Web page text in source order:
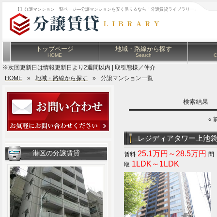
【】分譲マンション一覧ページ―分譲マンションを安く借りるなら「分譲賃貸ライブラリー」
トップページ
HOME
地域・路線から探す
Search
※次回更新日は情報更新日より2週間以内 | 取引態様／仲介
HOME
» 地域・路線から探す » 分譲マンション一覧
検索結
«
レジディアタワー上池
25.1万円～28.5万円
1LDK～1LDK
港区の分譲賃貸